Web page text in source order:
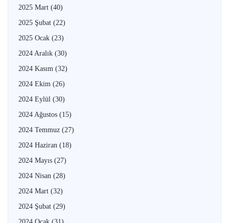
2025 Mart (40)
2025 Şubat (22)
2025 Ocak (23)
2024 Aralık (30)
2024 Kasım (32)
2024 Ekim (26)
2024 Eylül (30)
2024 Ağustos (15)
2024 Temmuz (27)
2024 Haziran (18)
2024 Mayıs (27)
2024 Nisan (28)
2024 Mart (32)
2024 Şubat (29)